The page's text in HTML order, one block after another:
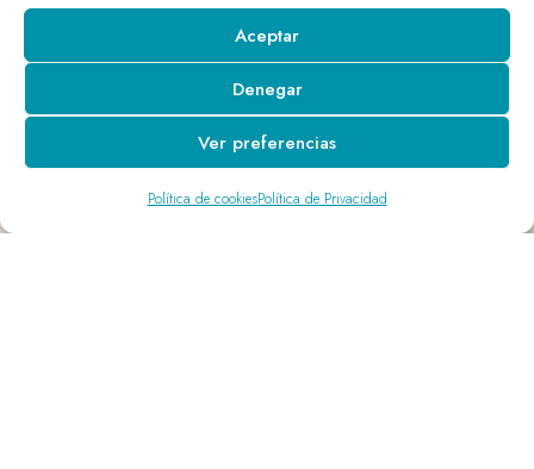
Aceptar
Denegar
Ver preferencias
Política de cookiesPolítica de Privacidad